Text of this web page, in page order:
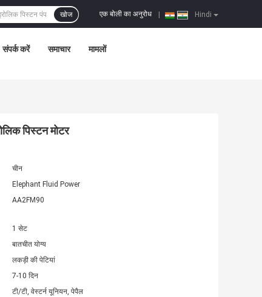
Hindi
एक बोली का अनुरोध
खोज
संपर्क करें समाचार मामलों
पिस्टन मोटर
चीन
Elephant Fluid Power
AA2FM90
1 सेट
बातचीत योग्य
लकड़ी की पेटियां
7-10 दिन
टी/टी, वेस्टर्न यूनियन, पेपैल